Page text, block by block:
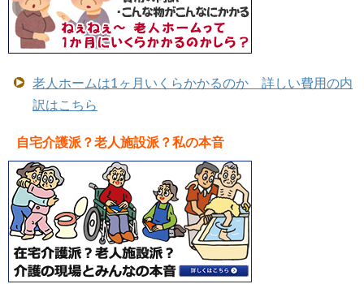
老人ホームは1ヶ月いくらかかるのか 詳しい費用の内
訳はこちら
自宅介護派？老人施設派？私の本音